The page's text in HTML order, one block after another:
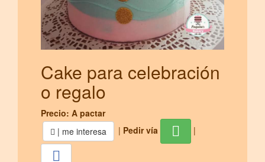
Cake para celebración
o regalo
Precio: A pactar
| me interesa
| Pedir vía |